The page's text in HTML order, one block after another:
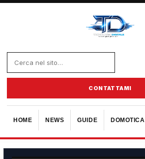
CONTATTAMI
HOME NEWS GUIDE DOMOTICA